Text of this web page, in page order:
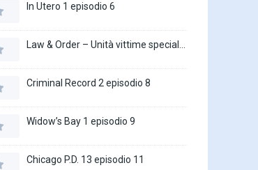
In Utero 1 episodio 6
Criminal Record 2 episodio 8
Widow’s Bay 1 episodio 9
Chicago P.D. 13 episodio 11